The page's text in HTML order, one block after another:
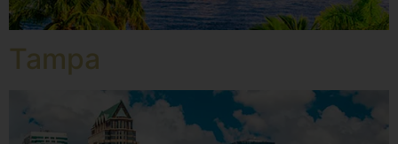
Tampa